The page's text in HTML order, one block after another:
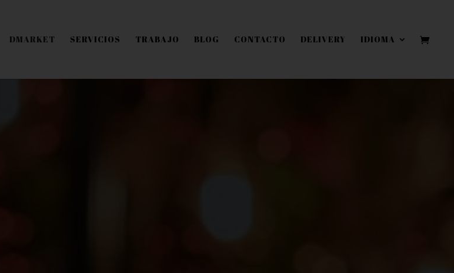
DMARKET SERVICIOS TRABAJO BLOG CONTACTO DELIVERY IDIOMA